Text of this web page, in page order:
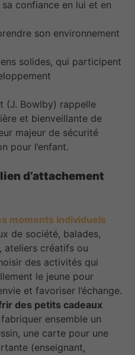
confiance en lui et en
son environnement
solides, qui participent
(J. Bowlby) rappelle
et bienveillante de
majeur de sécurité
pour l’enfant.
d’attachement
moments individuels
de société, balades,
ateliers créatifs ou
des activités qui
le jeune pour
et favoriser l’échange.
des petits cadeaux
fabriquer ensemble un
une carte pour une
(enseignant,